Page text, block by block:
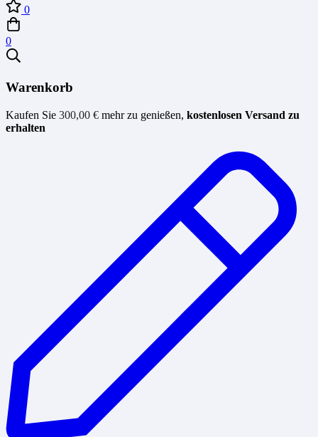
0
0
Warenkorb
Kaufen Sie 300,00 € mehr zu genießen, kostenlosen Versand zu
erhalten